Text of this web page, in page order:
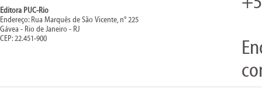
Editora PUC-Rio
Endereço: Rua Marquês de São Vicente, n° 225
Gávea - Rio de Janeiro - RJ
CEP: 22.451-900